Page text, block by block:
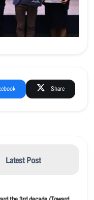
Share
Latest Post